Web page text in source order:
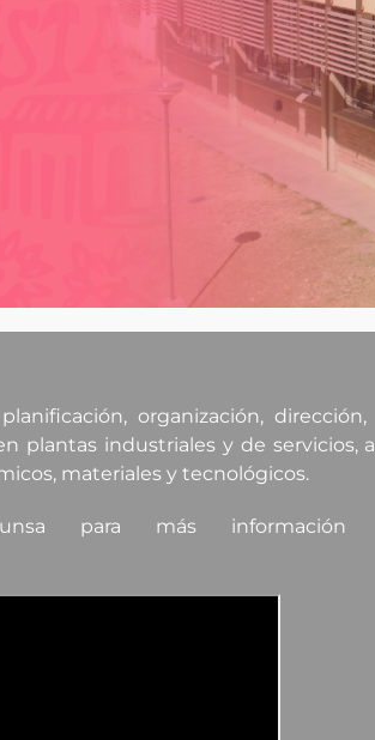
organización,
plantas industriales y de servicios,
materiales y tecnológicos.
para más información